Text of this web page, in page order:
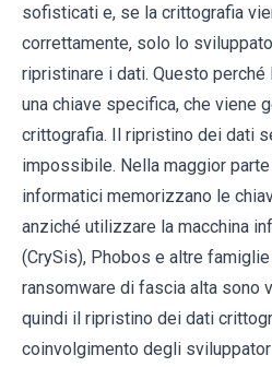
sofisticati e, se la crittografia
correttamente, solo lo
ripristinare i dati. Questo
una chiave specifica, che viene
crittografia. Il ripristino dei dati
impossibile. Nella maggior
informatici memorizzano le
anziché utilizzare la macchina
(CrySis), Phobos e altre
ransomware di fascia alta sono
quindi il ripristino dei dati
coinvolgimento degli